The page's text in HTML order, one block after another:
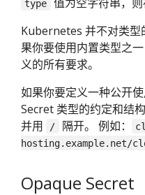
type
Kubernetes 并不对类型
果你要使用内置类型之
义的所有要求。
如果你要定义一种公开
Secret 类型的约定和结
并用
/ 隔开。 例如：
hosting.example.net/
Opaque Secret